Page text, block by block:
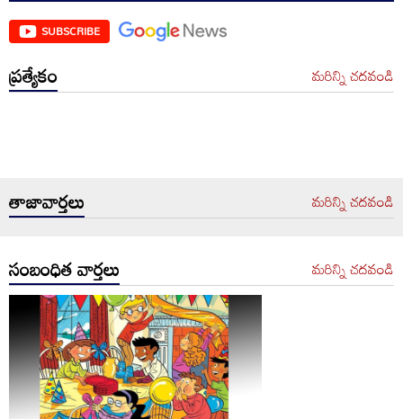
SUBSCRIBE
ప్రత్యేకం మరిన్ని చదవండి
తాజావార్తలు మరిన్ని చదవండి
సంబంధిత వార్తలు మరిన్ని చదవండి